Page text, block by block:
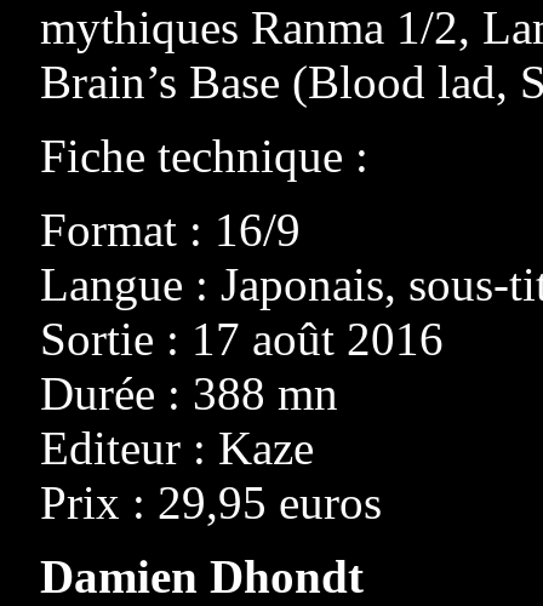
mythiques Ranma 1/2,
Brain’s Base (Blood lad,
Fiche technique :
Format : 16/9
Langue : Japonais, sous-
Sortie : 17 août 2016
Durée : 388 mn
Editeur : Kaze
Prix : 29,95 euros
Damien Dhondt